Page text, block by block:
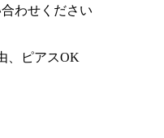
わせください
、ピアスOK